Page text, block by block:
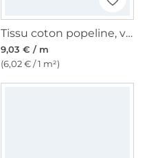
Tissu coton popeline, vert moyen
9,03 € / m
(6,02 € / 1 m²)